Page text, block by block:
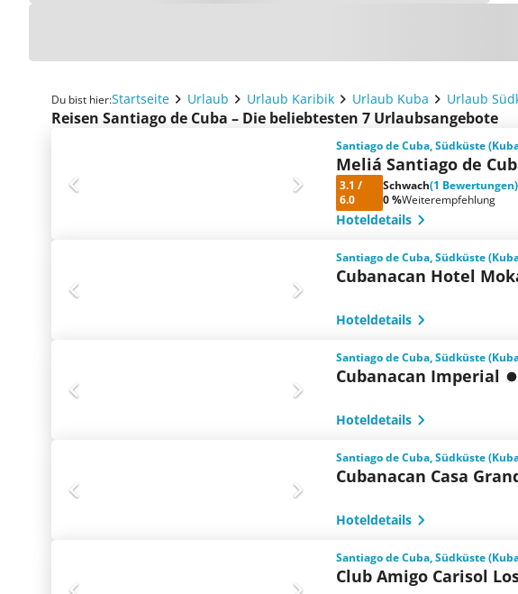
Du bist hier:Startseite Urlaub Urlaub Karibik Urlaub Kuba Urlaub
Reisen Santiago de Cuba – Die beliebtesten 7 Urlaubsangebote
Santiago de Cuba, Südküste
Meliá Santiago de
3.1 /
6.0
Schwach(1 Bewertungen)
0 %Weiterempfehlung
Hoteldetails
Santiago de Cuba, Südküste
Cubanacan Hotel
Hoteldetails
Santiago de Cuba, Südküste
Cubanacan Imperial
Hoteldetails
Santiago de Cuba, Südküste
Cubanacan Casa
Hoteldetails
Santiago de Cuba, Südküste
Club Amigo Carisol